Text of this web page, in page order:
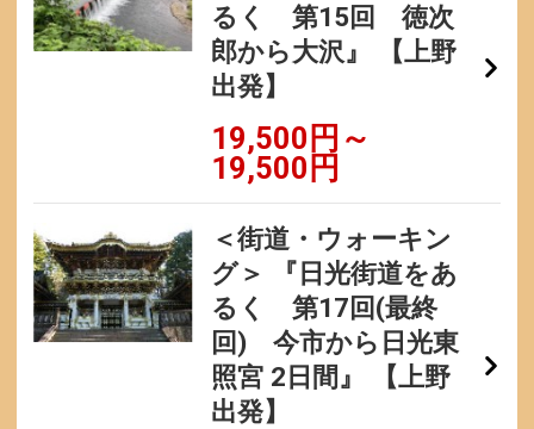
るく 第15回 徳次
郎から大沢』 【上野
出発】
19,500円～
19,500円
＜街道・ウォーキン
グ＞ 『日光街道をあ
るく 第17回(最終
回) 今市から日光東
照宮 2日間』 【上野
出発】